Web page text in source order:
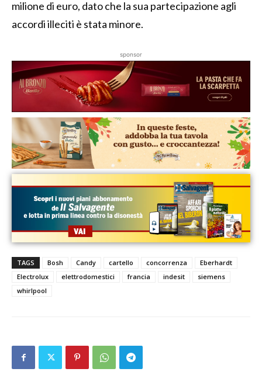
milione di euro, dato che la sua partecipazione agli
accordi illeciti è stata minore.
sponsor
TAGS Bosh Candy cartello concorrenza
Eberhardt
Electrolux
elettrodomestici francia indesit
siemens
whirlpool